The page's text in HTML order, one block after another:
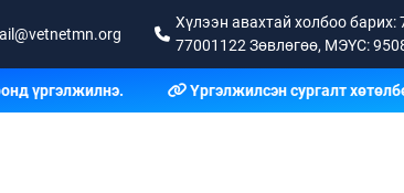
Хүлээн авахтай холбоо барих:
77001122 Зөвлөгөө, МЭҮС:
үргэлжилнэ. Үргэлжилсэн сургалт